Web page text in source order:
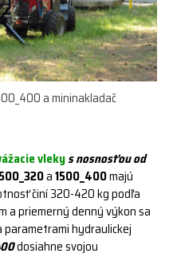
a mininakladač
vlekys nosnosťou od
a1500_400majú
činí 320-420 kg podľa
a priemerný denný výkon sa
parametrami hydraulickej
dosiahne svojou